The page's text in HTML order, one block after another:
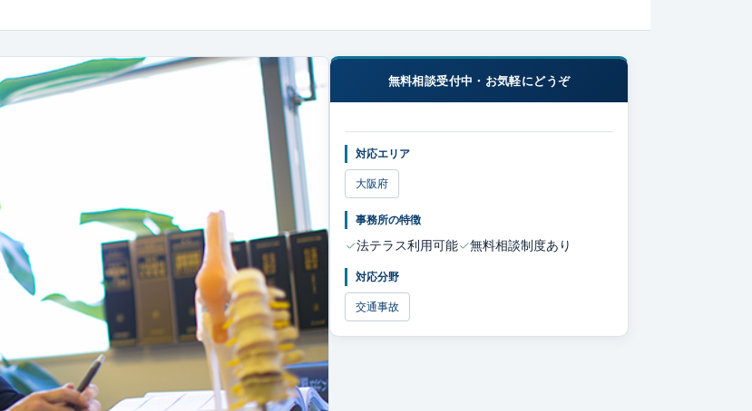
無料相談受付中・お気軽にどうぞ
対応エリア
大阪府
事務所の特徴
法テラス利用可能 無料相談制度あり
対応分野
交通事故